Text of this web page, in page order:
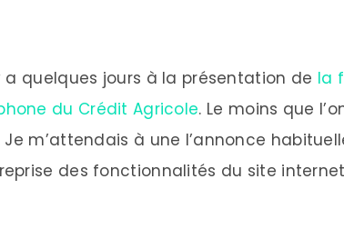
a quelques jours à la présentation de la
du Crédit Agricole. Le moins que
Je m’attendais à une l’annonce
des fonctionnalités du site